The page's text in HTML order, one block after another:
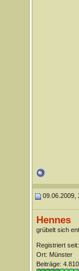
09.06.2009,
Hennes
grübelt sich
Registriert
Ort: Münster
Beiträge: 4.810